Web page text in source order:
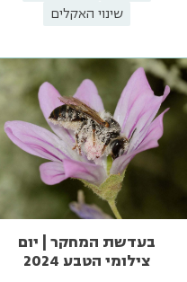
שינוי האקלים
בעדשת המחקר | יום
צילומי הטבע 2024